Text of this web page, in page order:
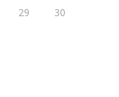
29
30